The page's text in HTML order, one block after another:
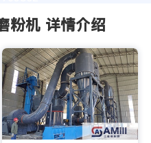
粉机 详情介绍